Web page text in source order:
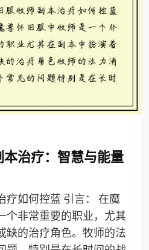
治疗：智慧与能量
疗如何控蓝 引言： 在魔
个非常重要的职业，尤其
缺的治疗角色。牧师的法